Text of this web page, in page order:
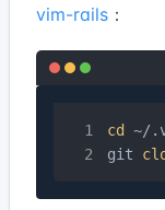
vim-rails ：
cd
~/
git